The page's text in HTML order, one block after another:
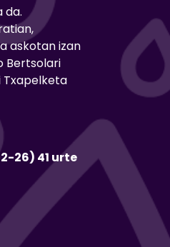
da.
askotan izan
Bertsolari
Txapelketa
26) 41 urte